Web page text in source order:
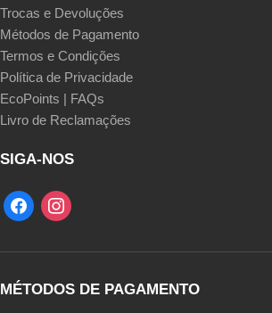
Trocas e Devoluções
Métodos de Pagamento
Termos e Condições
Política de Privacidade
EcoPoints | FAQs
Livro de Reclamações
SIGA-NOS
MÉTODOS DE PAGAMENTO